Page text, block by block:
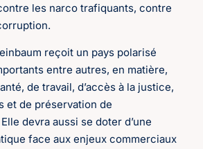
les narco trafiquants, contre
reçoit un pays polarisé
entre autres, en matière,
de travail, d’accès à la justice,
et de préservation de
devra aussi se doter d’une
face aux enjeux commerciaux